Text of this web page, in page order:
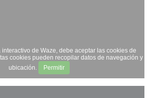
interactivo de Waze, debe aceptar las cookies de
cookies pueden recopilar datos de navegación y
ubicación.
Permitir